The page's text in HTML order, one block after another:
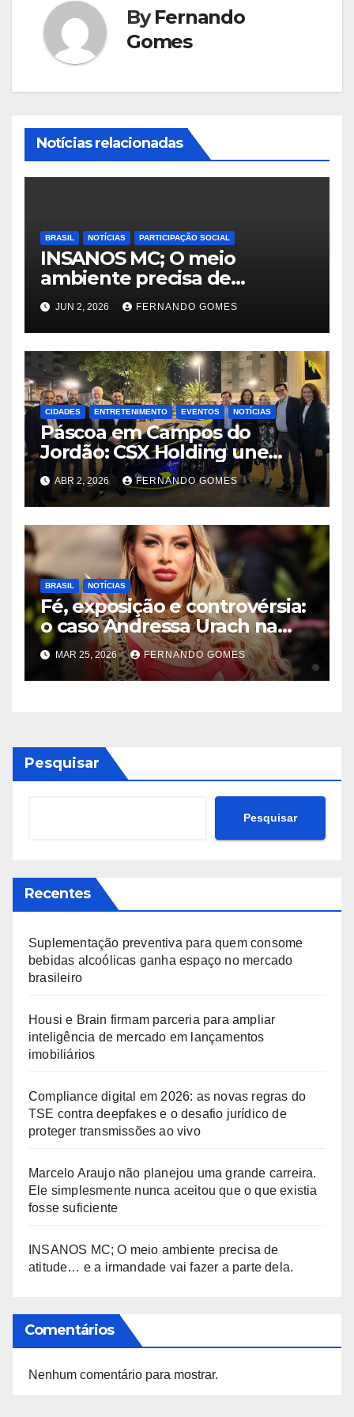
ByFernando
Gomes
Notícias relacionadas
BRASIL NOTÍCIAS PARTICIPAÇÃO SOCIAL
INSANOS MC; O meio
ambiente precisa de
atitude… e a irmandade vai
fazer a parte dela.
JUN 2, 2026 FERNANDO GOMES
CIDADES ENTRETENIMENTO EVENTOS NOTÍCIAS
Páscoa em Campos do
Jordão: CSX Holding une
velocidade e tradição com
exibição de Lamborghini
exclusiva na Praça Capivari
ABR 2, 2026 FERNANDO GOMES
BRASIL NOTÍCIAS
Fé, exposição e controvérsia:
o caso Andressa Urach na
Quimbanda reacende
debate sobre limites do
sagrado
MAR 25, 2026 FERNANDO GOMES
Pesquisar
Pesquisar
Recentes
Suplementação preventiva para quem consome
bebidas alcoólicas ganha espaço no mercado
brasileiro
Housi e Brain firmam parceria para ampliar
inteligência de mercado em lançamentos
imobiliários
Compliance digital em 2026: as novas regras do
TSE contra deepfakes e o desafio jurídico de
proteger transmissões ao vivo
Marcelo Araujo não planejou uma grande carreira.
Ele simplesmente nunca aceitou que o que existia
fosse suficiente
INSANOS MC; O meio ambiente precisa de
atitude… e a irmandade vai fazer a parte dela.
Comentários
Nenhum comentário para mostrar.